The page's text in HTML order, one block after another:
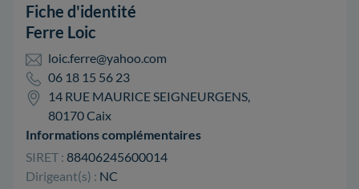
Fiche d'identité
Ferre Loic
loic.ferre@yahoo.com
06 18 15 56 23
14 RUE MAURICE SEIGNEURGENS,
80170 Caix
Informations complémentaires
SIRET : 88406245600014
Dirigeant(s) : NC